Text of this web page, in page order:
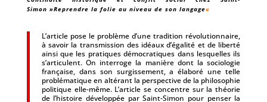
Simon »Reprendre la folie au niveau de son langage«
L’article pose le problème d’une tradition révolutionnaire,
à savoir la transmission des idéaux d’égalité et de liberté
ainsi que les pratiques démocratiques dans lesquelles ils
s’articulent. On interroge la manière dont la sociologie
française, dans son surgissement, a élaboré une telle
problématique en altérant la perspective de la philosophie
politique elle-même. L’article se concentre sur la théorie
de l’histoire développée par Saint-Simon pour penser la